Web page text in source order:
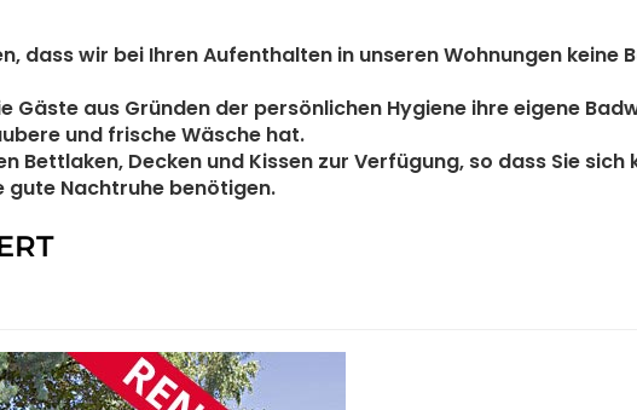
dass wir bei Ihren Aufenthalten in unseren Wohnungen keine
Gäste aus Gründen der persönlichen Hygiene ihre eigene
und frische Wäsche hat.
Bettlaken, Decken und Kissen zur Verfügung, so dass Sie
gute Nachtruhe benötigen.